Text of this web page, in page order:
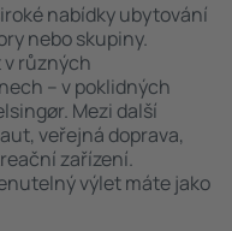
nabídky ubytování
nebo skupiny.
různých
– v poklidných
Mezi další
veřejná doprava,
zařízení.
výlet máte jako